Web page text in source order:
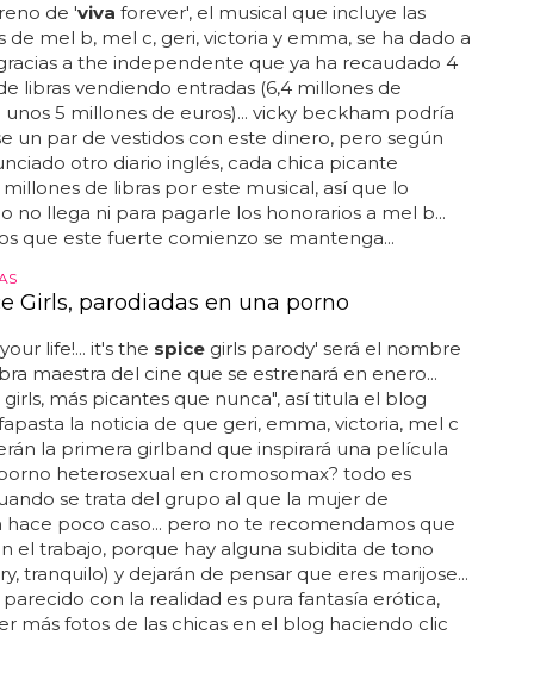
de 'viva forever', el musical que incluye las
de mel b, mel c, geri, victoria y emma, se ha dado a
a the independente que ya ha recaudado 4
libras vendiendo entradas (6,4 millones de
unos 5 millones de euros)... vicky beckham podría
un par de vestidos con este dinero, pero según
otro diario inglés, cada chica picante
de libras por este musical, así que lo
no llega ni para pagarle los honorarios a mel b...
que este fuerte comienzo se mantenga...
Girls, parodiadas en una porno
life!... it's the spicegirls parody' será el nombre
maestra del cine que se estrenará en enero...
girls, más picantes que nunca", así titula el blog
la noticia de que geri, emma, victoria, mel c
la primera girlband que inspirará una película
heterosexual en cromosomax? todo es
se trata del grupo al que la mujer de
poco caso... pero no te recomendamos que
el trabajo, porque hay alguna subidita de tono
tranquilo) y dejarán de pensar que eres marijose...
con la realidad es pura fantasía erótica,
más fotos de las chicas en el blog haciendo clic